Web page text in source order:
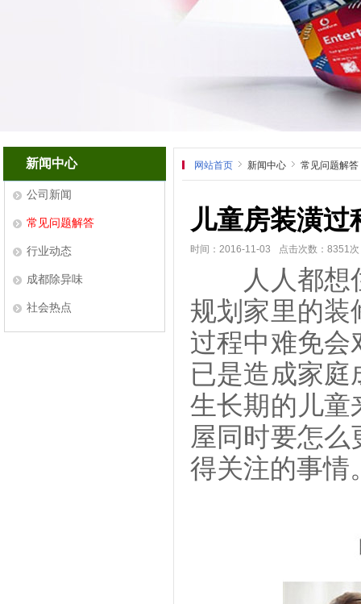
新闻中心
公司新闻
常见问题解答
行业动态
成都除异味
社会热点
网站首页 新闻中心 常见问题解答
儿童房装潢
时间：2016-11-03 点击次数：8351次
人人都想住
规划家里的装
过程中难免会
已是造成家
生长期的儿童
屋同时要怎
得关注的事情